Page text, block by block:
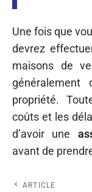
Une fois que
devrez
maisons de
propriété.
coûts et les
d’avoir une
avant de
ARTICLE